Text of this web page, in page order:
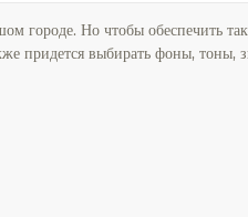
городе. Но чтобы обеспечить
придется выбирать фоны, тоны,